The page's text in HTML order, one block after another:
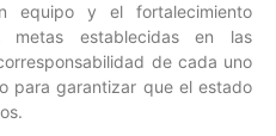
equipo y el fortalecimiento
metas establecidas en las
de cada uno
para garantizar que el estado